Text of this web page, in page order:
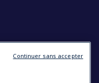
Continuer sans accepter